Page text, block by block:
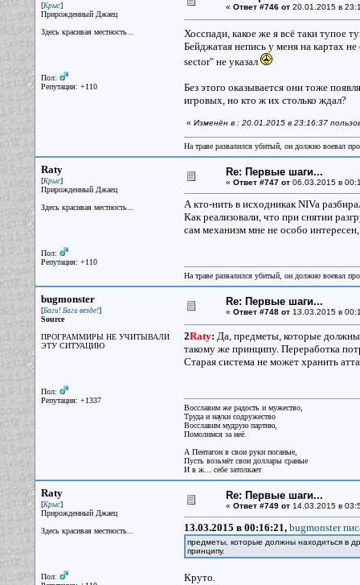
[Крыс]
Прирожденный Джаец
Здесь красивая местность...
Пол:
Репутация: +110
« Ответ #746 от20.01.2015 в
Хосспади, какое же я всё таки тупое
Бейджатая непись у меня на картах
sector" не указал
Без этого оказывается они тоже
игровых, но кто ж их столько ждал?
« Изменён в : 20.01.2015 в 23:16:37
На траве развалился убитый, он должно воевал
Raty
[Крыс]
Прирожденный Джаец
Здесь красивая местность...
Пол:
Репутация: +110
Re: Первые шаги...
« Ответ #747 от06.03.2015 в
А кто-нить в исходникак NIVa
Как реализовали, что при снятии
сам механизм мне не особо
На траве развалился убитый, он должно воевал
bugmonster
[Баги! Баги везде!]
Source
ПРОГРАММИРЫ НЕ УЧИТЫВАЛИ
ЭТУ СИТУАЦИЮ
Пол:
Репутация: +1337
Re: Первые шаги...
« Ответ #748 от13.03.2015 в
2Raty: Да, предметы, которые должны
такому же принципу. Переработка
Старая система не может хранить
Восславим же радость и мужество,
Труда и науки содружество
Восславим мудрую партию,
Помолимся за неё.
А Пентагон в свои руки поганые,
Пусть возьмёт свои доллары сраные
И в ж... себе затолкает
Raty
[Крыс]
Прирожденный Джаец
Здесь красивая местность...
Пол:
Re: Первые шаги...
« Ответ #749 от14.03.2015 в
13.03.2015 в 00:16:21, bugmonster
предметы, которые должны находиться в
принципу.
Круто.